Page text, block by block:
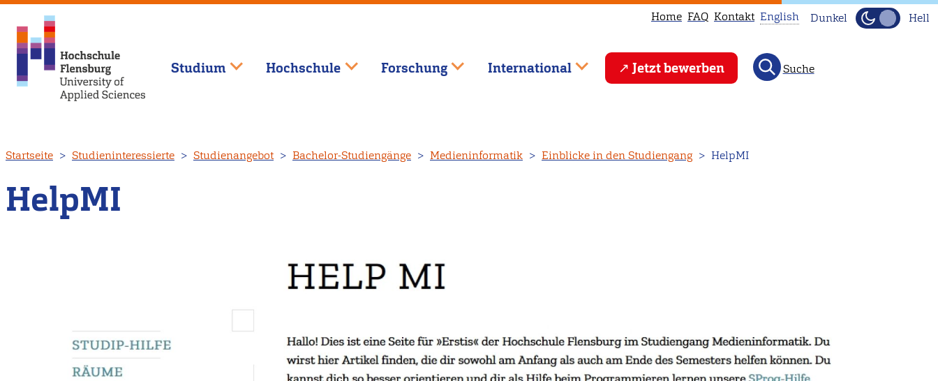
zum
Inhalt
Home FAQ Kontakt
This
page
English Dunkel Hell
Studium Hochschule Forschung International Jetzt bewerben Suche
Startseite Studieninteressierte Studienangebot Bachelor-Studiengänge Medieninformatik Einblicke in den Studiengang HelpMI
HelpMI